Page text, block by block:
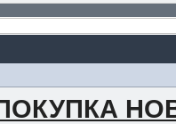
ПОКУПКА